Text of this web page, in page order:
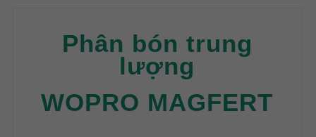
Phân bón trung
lượng
WOPRO MAGFERT